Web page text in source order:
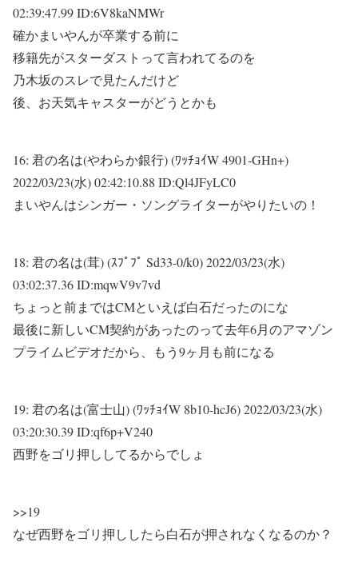
02:39:47.99 ID:6V8kaNMWr
確かまいやんが卒業する前に
移籍先がスターダストって言われてるのを
乃木坂のスレで見たんだけど
後、お天気キャスターがどうとかも
16: 君の名は(やわらか銀行) (ﾜｯﾁｮｲW 4901-GHn+)
2022/03/23(水) 02:42:10.88 ID:Ql4JFyLC0
まいやんはシンガー・ソングライターがやりたいの！
18: 君の名は(茸) (ｽﾌﾟﾌﾟ Sd33-0/k0)2022/03/23(水)
03:02:37.36 ID:mqwV9v7vd
ちょっと前まではCMといえば白石だったのにな
最後に新しいCM契約があったのって去年6月のアマゾン
プライムビデオだから、もう9ヶ月も前になる
19: 君の名は(富士山) (ﾜｯﾁｮｲW 8b10-hcJ6)2022/03/23(水)
03:20:30.39 ID:qf6p+V240
西野をゴリ押ししてるからでしょ
>>19
なぜ西野をゴリ押ししたら白石が押されなくなるのか？